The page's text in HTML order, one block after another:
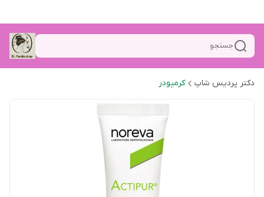
جستجو
دکتر پردیس شاپ کرمپودر